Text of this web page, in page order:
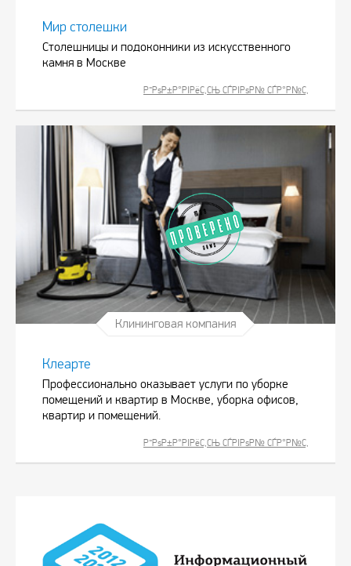
Мир столешки
Столешницы и подоконники из искусственного
камня в Москве
Р”РѕР±Р°РІРёС‚СЊ СЃРІРѕР№ СЃР°Р№С‚
Клининговая компания
Клеарте
Профессионально оказывает услуги по уборке
помещений и квартир в Москве, уборка офисов,
квартир и помещений.
Р”РѕР±Р°РІРёС‚СЊ СЃРІРѕР№ СЃР°Р№С‚